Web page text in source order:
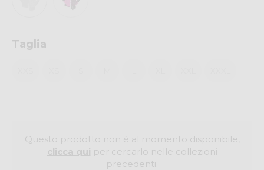
Taglia
Questo prodotto non è al momento disponibile,
per cercarlo nelle collezioni
precedenti.